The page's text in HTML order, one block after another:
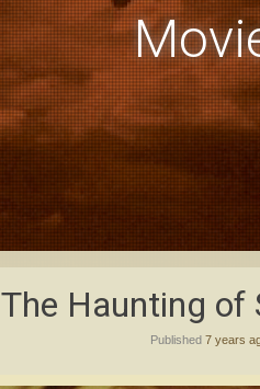
The Haunting of
Published 7 years